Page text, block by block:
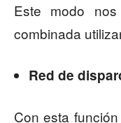
Este modo
combinada
Red de
Con esta